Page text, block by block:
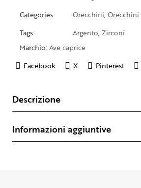
Categories
Orecchini,
Tags
Argento, Zirconi
Marchio: Ave caprice
Facebook
X Pinterest
Descrizione
Informazioni aggiuntive